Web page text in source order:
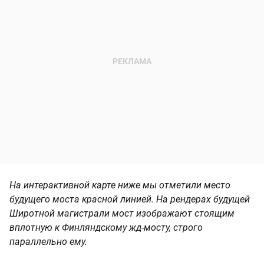
На интерактивной карте ниже мы отметили место
будущего моста красной линией. На рендерах будущей
Широтной магистрали мост изображают стоящим
вплотную к Финляндскому жд-мосту, строго
параллельно ему.